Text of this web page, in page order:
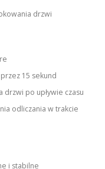
drzwi
15 sekund
po upływie czasu
odliczania w trakcie
i stabilne